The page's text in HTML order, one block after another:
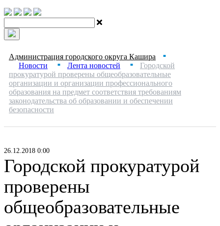
Администрация городского округа Кашира ■
Новости ■ Лента новостей ■
Городской
прокуратурой проверены общеобразовательные
организации и организации профессионального
образования на предмет соответствия требованиям
законодательства об образовании и обеспечении
безопасности
26.12.2018 0:00
Городской прокуратурой
проверены
общеобразовательные